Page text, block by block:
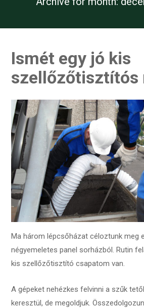
Ismét egy jó kis
szellőzőtisztítós
Ma három lépcsőházat céloztunk meg
négyemeletes panel sorházból. Rutin
kis szellőzőtisztító csapatom van.
A gépeket nehézkes felvinni a szűk
keresztül, de megoldjuk.